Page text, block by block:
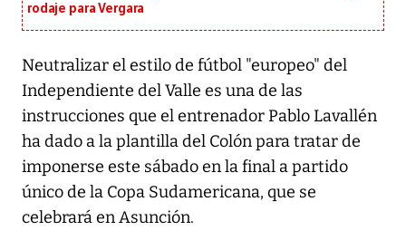
rodaje para Vergara
Neutralizar el estilo de fútbol "europeo" del
Independiente del Valle es una de las
instrucciones que el entrenador Pablo Lavallén
ha dado a la plantilla del Colón para tratar de
imponerse este sábado en la final a partido
único de la Copa Sudamericana, que se
celebrará en Asunción.